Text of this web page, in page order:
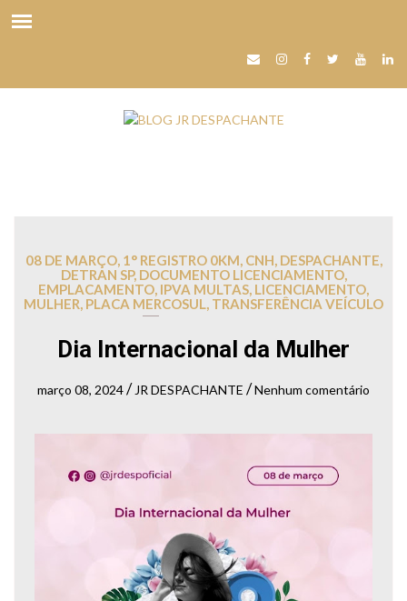
08 DE MARÇO, 1° REGISTRO 0KM, CNH, DESPACHANTE,
DETRAN SP, DOCUMENTO LICENCIAMENTO,
EMPLACAMENTO, IPVA MULTAS, LICENCIAMENTO,
MULHER, PLACA MERCOSUL, TRANSFERÊNCIA VEÍCULO
Dia Internacional da Mulher
março 08, 2024/ JR DESPACHANTE /Nenhum comentário